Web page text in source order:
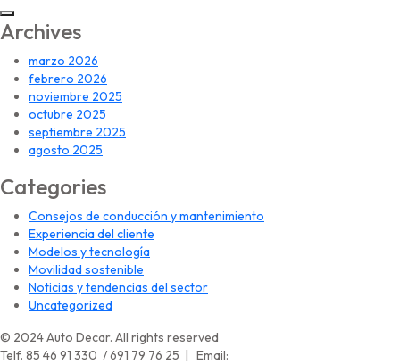
Archives
marzo 2026
febrero 2026
noviembre 2025
octubre 2025
septiembre 2025
agosto 2025
Categories
Consejos de conducción y mantenimiento
Experiencia del cliente
Modelos y tecnología
Movilidad sostenible
Noticias y tendencias del sector
Uncategorized
© 2024 Auto Decar. All rights reserved
Telf. 85 46 91 330 / 691 79 76 25 | Email: